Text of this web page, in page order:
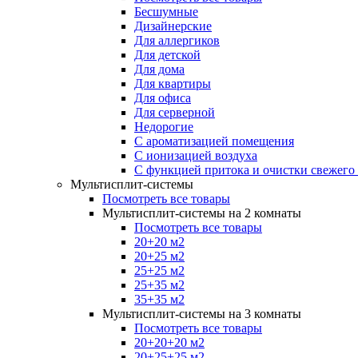
Бесшумные
Дизайнерские
Для аллергиков
Для детской
Для дома
Для квартиры
Для офиса
Для серверной
Недорогие
С ароматизацией помещения
С ионизацией воздуха
С функцией притока и очистки свежего
Мультисплит-системы
Посмотреть все товары
Мультисплит-системы на 2 комнаты
Посмотреть все товары
20+20 м2
20+25 м2
25+25 м2
25+35 м2
35+35 м2
Мультисплит-системы на 3 комнаты
Посмотреть все товары
20+20+20 м2